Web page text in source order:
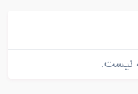
نیست.